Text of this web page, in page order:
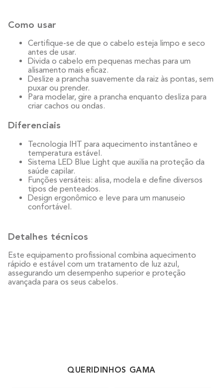
Como usar
Certifique-se de que o cabelo esteja limpo e seco
antes de usar.
Divida o cabelo em pequenas mechas para um
alisamento mais eficaz.
Deslize a prancha suavemente da raiz às pontas, sem
puxar ou prender.
Para modelar, gire a prancha enquanto desliza para
criar cachos ou ondas.
Diferenciais
Tecnologia IHT para aquecimento instantâneo e
temperatura estável.
Sistema LED Blue Light que auxilia na proteção da
saúde capilar.
Funções versáteis: alisa, modela e define diversos
tipos de penteados.
Design ergonômico e leve para um manuseio
confortável.
Detalhes técnicos
Este equipamento profissional combina aquecimento
rápido e estável com um tratamento de luz azul,
assegurando um desempenho superior e proteção
avançada para os seus cabelos.
QUERIDINHOS GAMA